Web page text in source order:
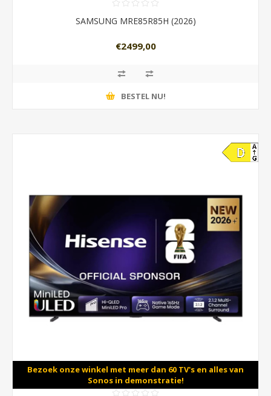
SAMSUNG MRE85R85H (2026)
€2499,00
BESTEL NU!
Bezoek onze winkel met meer dan 60 TV's en alles van
Sonos in demonstratie!